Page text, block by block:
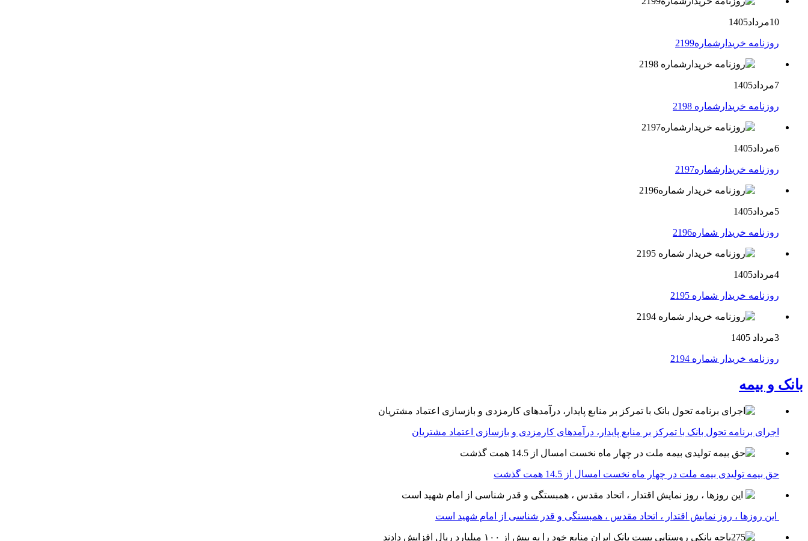
10مرداد1405
روزنامه خریدارشماره2199
7مرداد1405
روزنامه خریدارشماره 2198
6مرداد1405
روزنامه خریدارشماره2197
5مرداد1405
روزنامه خریدار شماره2196
4مرداد1405
روزنامه خریدار شماره 2195
3مرداد 1405
روزنامه خریدار شماره 2194
بانک و بیمه
اجرای برنامه تحول بانک با تمرکز بر منابع پایدار، درآمدهای کارمزدی و بازسازی اعتماد مشتریان
حق بیمه تولیدی بیمه ملت در چهار ماه نخست امسال از 14.5 همت گذشت
این روزها ، روز نمایش اقتدار ، اتحاد مقدس ، همبستگی و قدر شناسی از امام شهید است